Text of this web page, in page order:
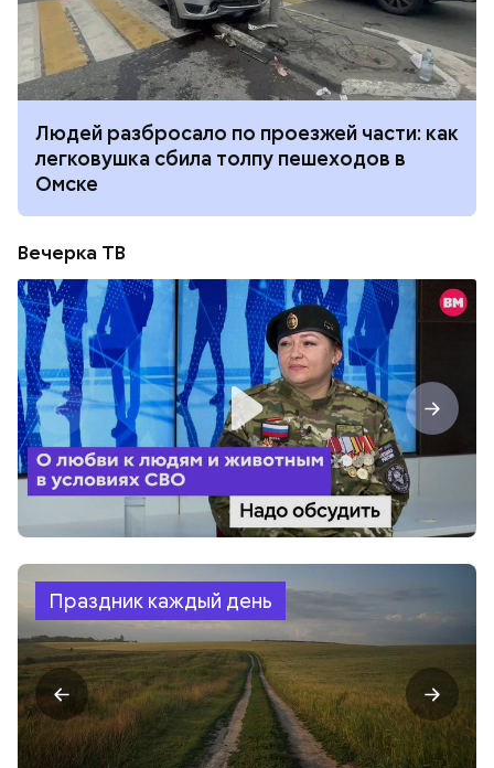
Людей разбросало по проезжей части: как
легковушка сбила толпу пешеходов в
Омске
Вечерка ТВ
Праздник каждый день